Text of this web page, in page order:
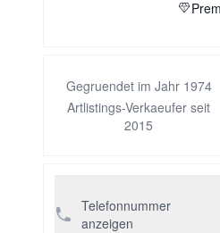
Gegruendet im Jahr 1974
Artlistings-Verkaeufer seit
2015
Telefonnummer
anzeigen